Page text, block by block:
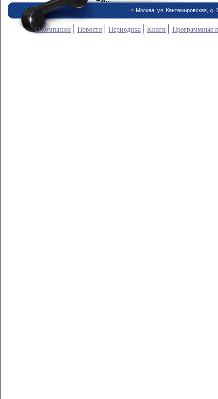
г. Москва, ул. Кантемировская, д.
О компании Новости Периодика Книги Программные